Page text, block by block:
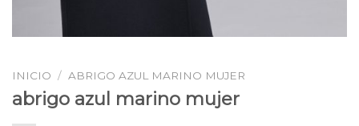
INICIO / ABRIGO AZUL MARINO MUJER
abrigo azul marino mujer